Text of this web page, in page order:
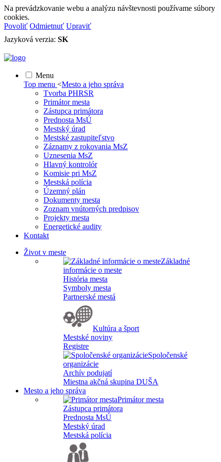
Na prevádzkovanie webu a analýzu návštevnosti používame súbory
cookies.
Povoliť Odmietnuť Upraviť
Jazyková verzia: SK
Menu
Top menu <Mesto a jeho správa
Tvorba PHRSR
Primátor mesta
Zástupca primátora
Prednosta MsÚ
Mestský úrad
Mestské zastupiteľstvo
Záznamy z rokovania MsZ
Uznesenia MsZ
Hlavný kontrolór
Komisie pri MsZ
Mestská polícia
Územný plán
Dokumenty mesta
Zoznam vnútorných predpisov
Projekty mesta
Energetické audity
Kontakt
Život v meste
Základné
informácie o meste
História mesta
Symboly mesta
Partnerské mestá
Kultúra a šport
Mestské noviny
Registre
Spoločenské
organizácie
Archív podujatí
Miestna akčná skupina DUŠA
Mesto a jeho správa
Primátor mesta
Zástupca primátora
Prednosta MsÚ
Mestský úrad
Mestská polícia